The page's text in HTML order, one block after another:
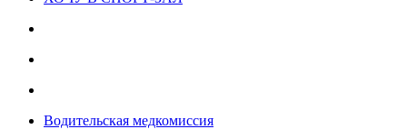
Водительская медкомиссия